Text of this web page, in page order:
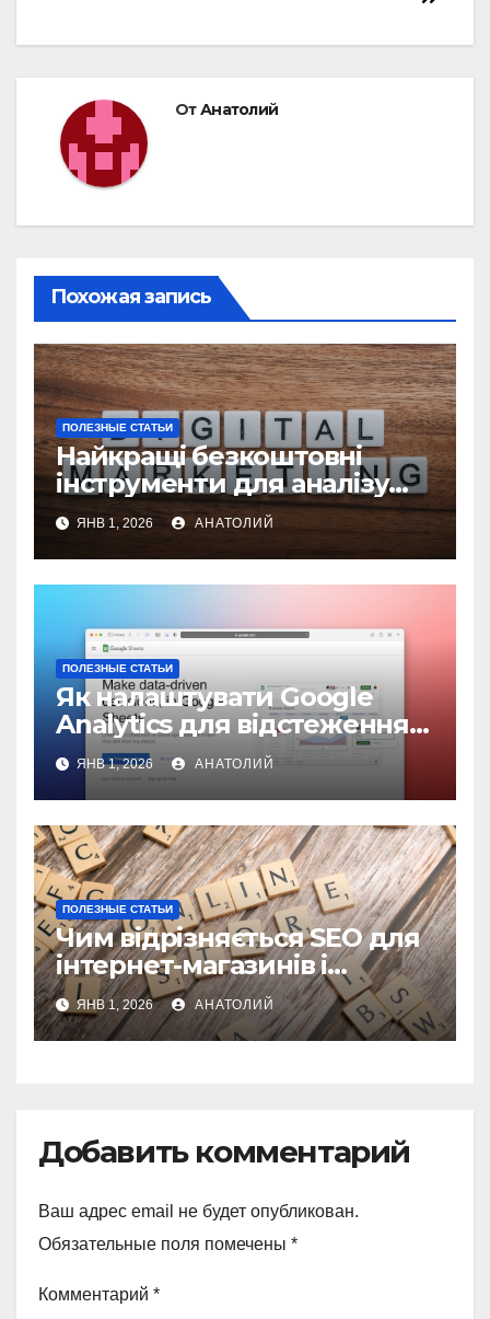
ОтАнатолий
Похожая запись
ПОЛЕЗНЫЕ СТАТЬИ
Найкращі безкоштовні
інструменти для аналізу
конкурентів у цифровому
маркетингу
ЯНВ 1, 2026 АНАТОЛИЙ
ПОЛЕЗНЫЕ СТАТЬИ
Як налаштувати Google
Analytics для відстеження
ефективності сайту
ЯНВ 1, 2026 АНАТОЛИЙ
ПОЛЕЗНЫЕ СТАТЬИ
Чим відрізняється SEO для
інтернет-магазинів і
корпоративних сайтів
ЯНВ 1, 2026 АНАТОЛИЙ
Добавить комментарий
Ваш адрес email не будет опубликован.
Обязательные поля помечены *
Комментарий *